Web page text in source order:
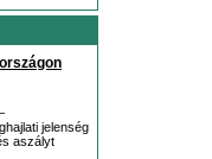
jelenség
aszályt